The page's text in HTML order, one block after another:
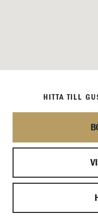
HITTA TILL